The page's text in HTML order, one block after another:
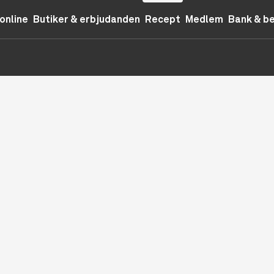
Butiker & erbjudanden Recept Medlem Bank &